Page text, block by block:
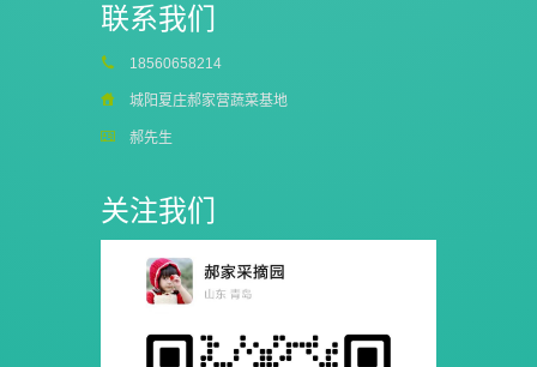
联系我们
18560658214
城阳夏庄郝家营蔬菜基地
郝先生
关注我们